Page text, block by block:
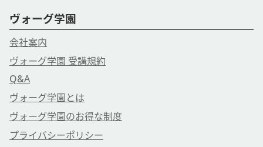
ヴォーグ学園
会社案内
ヴォーグ学園 受講規約
Q&A
ヴォーグ学園とは
ヴォーグ学園のお得な制度
プライバシーポリシー